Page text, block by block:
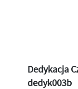
Dedykacja
dedyk003b